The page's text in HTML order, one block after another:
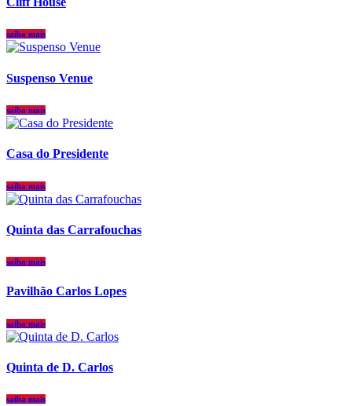
saiba mais
Suspenso Venue
saiba mais
Casa do Presidente
saiba mais
Quinta das Carrafouchas
saiba mais
Pavilhão Carlos Lopes
saiba mais
Quinta de D. Carlos
saiba mais